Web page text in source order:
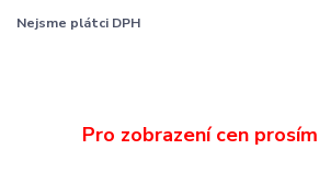
Nejsme plátci DPH